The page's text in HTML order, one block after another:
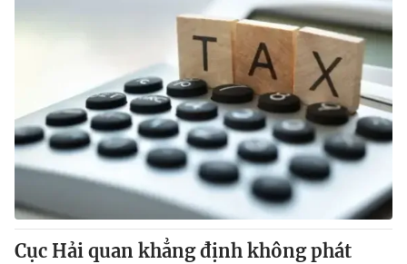
Cục Hải quan khẳng định không phát